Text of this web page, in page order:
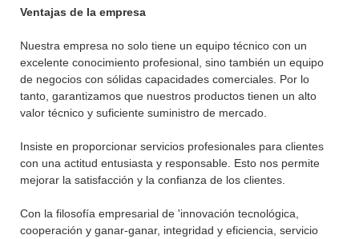
Ventajas de la empresa
Nuestra empresa no solo tiene un equipo técnico con un
excelente conocimiento profesional, sino también un equipo
de negocios con sólidas capacidades comerciales. Por lo
tanto, garantizamos que nuestros productos tienen un alto
valor técnico y suficiente suministro de mercado.
Insiste en proporcionar servicios profesionales para clientes
con una actitud entusiasta y responsable. Esto nos permite
mejorar la satisfacción y la confianza de los clientes.
Con la filosofía empresarial de 'innovación tecnológica,
cooperación y ganar-ganar, integridad y eficiencia, servicio